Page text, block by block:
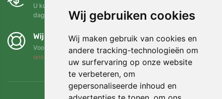
Wij gebruiken cookies
Wij maken gebruik van cookies en
andere tracking-technologieën om
uw surfervaring op onze website
te verbeteren, om
gepersonaliseerde inhoud en
U kunt uw bestelling op elk gewenst moment binnen 90
dagen retourneren of ruilen
Wij steunen Trees.org
Voor elke bestelling planten we een boom! Lees meer Over
ons